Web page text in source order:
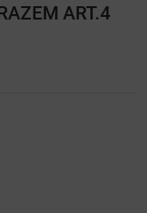
ART.4